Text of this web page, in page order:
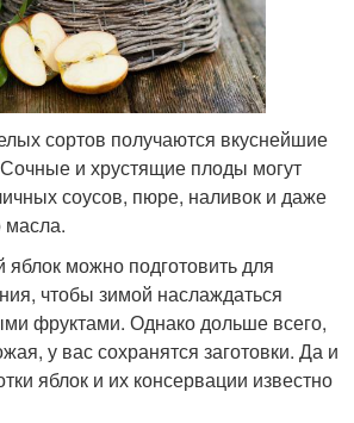
сортов получаются вкуснейшие
Сочные и хрустящие плоды могут
соусов, пюре, наливок и даже
масла.
можно подготовить для
чтобы зимой наслаждаться
фруктами. Однако дольше всего,
у вас сохранятся заготовки. Да и
яблок и их консервации известно